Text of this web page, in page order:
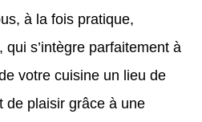
à la fois pratique,
s’intègre parfaitement à
votre cuisine un lieu de
de plaisir grâce à une